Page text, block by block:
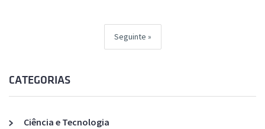
Seguinte
CATEGORIAS
Ciência e Tecnologia